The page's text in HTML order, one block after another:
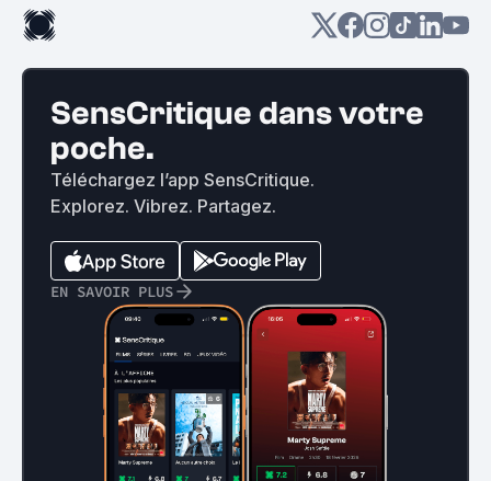
SensCritique dans votre
poche.
Téléchargez l’app SensCritique.
Explorez. Vibrez. Partagez.
EN SAVOIR PLUS